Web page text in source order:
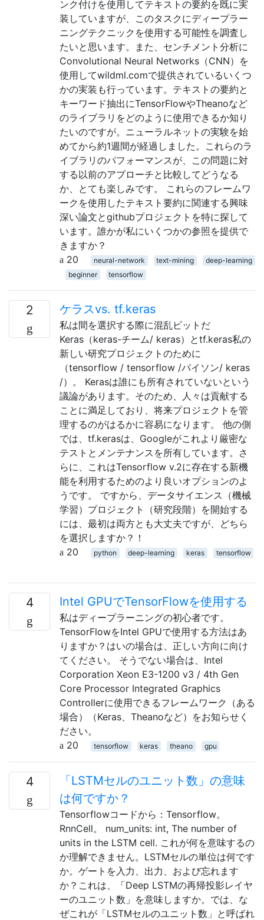
ンク付けを使用してテキストの要約を既に実
装していますが、このタスクにディープラー
ニングテクニックを使用する可能性を調査し
たいと思います。また、センチメント分析に
Convolutional Neural Networks（CNN）を
使用してwildml.comで提供されているいくつ
かの実装も行っています。テキストの要約と
キーワード抽出にTensorFlowやTheanoなど
のライブラリをどのように使用できるか知り
たいのですが。ニューラルネットの実験を始
めてから約1週間が経過しました。これらのラ
イブラリのパフォーマンスが、この問題に対
する以前のアプローチと比較してどうなる
か、とても楽しみです。 これらのフレームワ
ークを使用したテキスト要約に関連する興味
深い論文とgithubプロジェクトを特に探して
います。誰かが私にいくつかの参照を提供で
きますか？
20
neural-network text-mining
deep-learning
beginner
tensorflow
2 ケラスvs. tf.keras
私は間を選択する際に混乱ビットだ
Keras（keras-チーム/ keras）とtf.keras私の
新しい研究プロジェクトのために
（tensorflow / tensorflow /パイソン/ keras
/）。 Kerasは誰にも所有されていないという
議論があります。そのため、人々は貢献する
ことに満足しており、将来プロジェクトを管
理するのがはるかに容易になります。‬ 他の側
では、tf.kerasは、Googleがこれより厳密な
テストとメンテナンスを所有しています。さ
らに、これはTensorflow v.2に存在する新機
能を利用するためのより良いオプションのよ
うです。 ですから、データサイエンス（機械
学習）プロジェクト（研究段階）を開始する
には、最初は両方とも大丈夫ですが、どちら
を選択しますか？！‬
20
python deep-learning keras tensorflow
4 Intel GPUでTensorFlowを使用する
私はディープラーニングの初心者です。
TensorFlowをIntel GPUで使用する方法はあ
りますか？はいの場合は、正しい方向に向け
てください。 そうでない場合は、Intel
Corporation Xeon E3-1200 v3 / 4th Gen
Core Processor Integrated Graphics
Controllerに使用できるフレームワーク（ある
場合）（Keras、Theanoなど）をお知らせく
ださい。
20
tensorflow keras theano gpu
4
「LSTMセルのユニット数」の意味
は何ですか？
Tensorflowコードから：Tensorflow。
RnnCell。 num_units: int, The number of
units in the LSTM cell. これが何を意味するの
か理解できません。LSTMセルの単位は何です
か。ゲートを入力、出力、および忘れます
か？これは、「Deep LSTMの再帰投影レイヤ
ーのユニット数」を意味しますか。では、な
ぜこれが「LSTMセルのユニット数」と呼ばれ